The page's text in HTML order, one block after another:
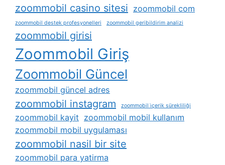
zoommobil casino sitesi zoommobil com
zoommobil destek profesyonelleri zoommobil geribildirim analizi
zoommobil girisi
Zoommobil Giriş
Zoommobil Güncel
zoommobil güncel adres
zoommobil instagram zoommobil i̇çerik sürekliliği
zoommobil kayit zoommobil mobil kullanım
zoommobil mobil uygulaması
zoommobil nasil bir site
zoommobil para yatirma